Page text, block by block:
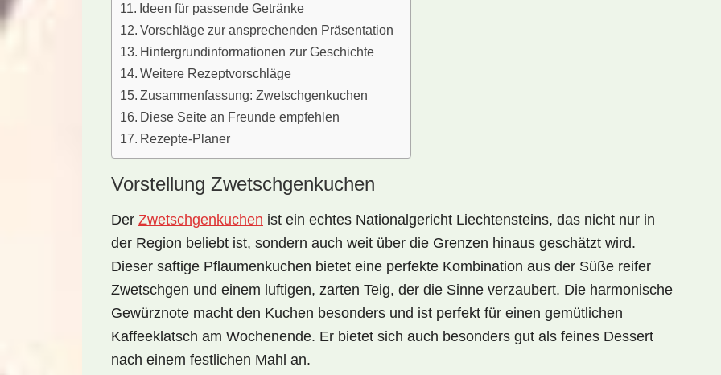
Ideen für passende Getränke
Vorschläge zur ansprechenden Präsentation
Hintergrundinformationen zur Geschichte
Weitere Rezeptvorschläge
Zusammenfassung: Zwetschgenkuchen
Diese Seite an Freunde empfehlen
Rezepte-Planer
Vorstellung Zwetschgenkuchen
Der Zwetschgenkuchen ist ein echtes Nationalgericht Liechtensteins, das nicht nur in
der Region beliebt ist, sondern auch weit über die Grenzen hinaus geschätzt wird.
Dieser saftige Pflaumenkuchen bietet eine perfekte Kombination aus der Süße reifer
Zwetschgen und einem luftigen, zarten Teig, der die Sinne verzaubert. Die harmonische
Gewürznote macht den Kuchen besonders und ist perfekt für einen gemütlichen
Kaffeeklatsch am Wochenende. Er bietet sich auch besonders gut als feines Dessert
nach einem festlichen Mahl an.